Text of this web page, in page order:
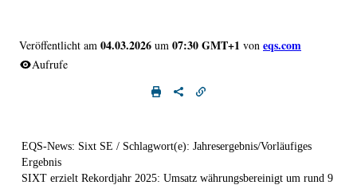
Veröffentlicht am 04.03.2026 um 07:30 GMT+1 von eqs.com
Aufrufe
EQS-News: Sixt SE / Schlagwort(e): Jahresergebnis/Vorläufiges
Ergebnis
SIXT erzielt Rekordjahr 2025: Umsatz währungsbereinigt um rund 9